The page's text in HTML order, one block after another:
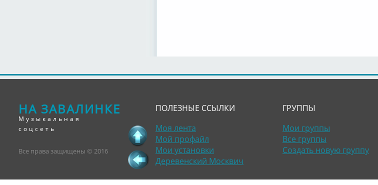
НА ЗАВАЛИНКЕ
Музыкальная
соцсеть
Все права защищены © 2016
ПОЛЕЗНЫЕ ССЫЛКИ
Моя лента
Мой профайл
Мои установки
Деревенский Москвич
ГРУППЫ
Мои группы
Все группы
Создать новую группу